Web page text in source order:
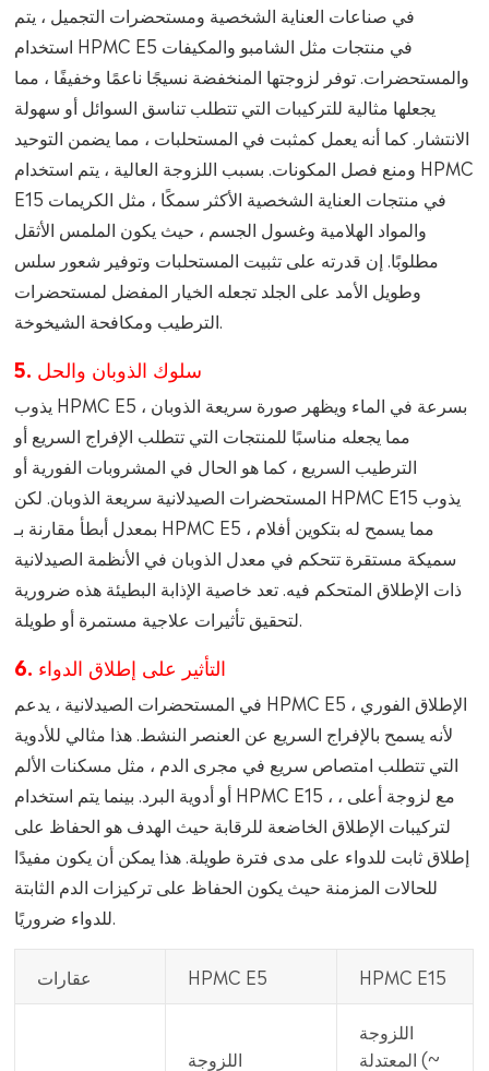
في صناعات العناية الشخصية ومستحضرات التجميل ، يتم
استخدام HPMC E5 في منتجات مثل الشامبو والمكيفات
والمستحضرات. توفر لزوجتها المنخفضة نسيجًا ناعمًا وخفيفًا ، مما
يجعلها مثالية للتركيبات التي تتطلب تناسق السوائل أو سهولة
الانتشار. كما أنه يعمل كمثبت في المستحلبات ، مما يضمن التوحيد
ومنع فصل المكونات. بسبب اللزوجة العالية ، يتم استخدام HPMC
E15 في منتجات العناية الشخصية الأكثر سمكًا ، مثل الكريمات
والمواد الهلامية وغسول الجسم ، حيث يكون الملمس الأثقل
مطلوبًا. إن قدرته على تثبيت المستحلبات وتوفير شعور سلس
وطويل الأمد على الجلد تجعله الخيار المفضل لمستحضرات
الترطيب ومكافحة الشيخوخة.
5. سلوك الذوبان والحل
يذوب HPMC E5 بسرعة في الماء ويظهر صورة سريعة الذوبان ،
مما يجعله مناسبًا للمنتجات التي تتطلب الإفراج السريع أو
الترطيب السريع ، كما هو الحال في المشروبات الفورية أو
المستحضرات الصيدلانية سريعة الذوبان. لكن HPMC E15 يذوب
بمعدل أبطأ مقارنة بـ HPMC E5 ، مما يسمح له بتكوين أفلام
سميكة مستقرة تتحكم في معدل الذوبان في الأنظمة الصيدلانية
ذات الإطلاق المتحكم فيه. تعد خاصية الإذابة البطيئة هذه ضرورية
لتحقيق تأثيرات علاجية مستمرة أو طويلة.
6. التأثير على إطلاق الدواء
في المستحضرات الصيدلانية ، يدعم HPMC E5 الإطلاق الفوري ،
لأنه يسمح بالإفراج السريع عن العنصر النشط. هذا مثالي للأدوية
التي تتطلب امتصاص سريع في مجرى الدم ، مثل مسكنات الألم
أو أدوية البرد. بينما يتم استخدام HPMC E15 ، مع لزوجة أعلى ،
لتركيبات الإطلاق الخاضعة للرقابة حيث الهدف هو الحفاظ على
إطلاق ثابت للدواء على مدى فترة طويلة. هذا يمكن أن يكون مفيدًا
للحالات المزمنة حيث يكون الحفاظ على تركيزات الدم الثابتة
للدواء ضروريًا.
عقارات HPMC E5 HPMC E15
اللزوجة
اللزوجة
المعتدلة (~